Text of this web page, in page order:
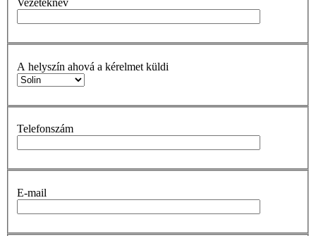
Vezetéknév
A helyszín ahová a kérelmet küldi
Telefonszám
E-mail